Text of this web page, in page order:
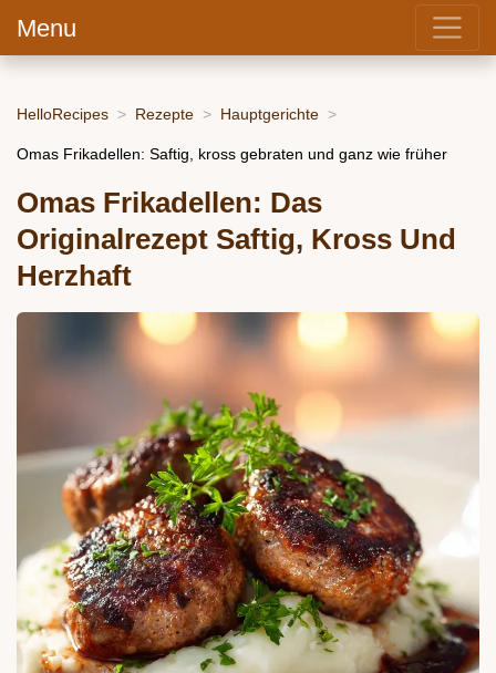
Menu
HelloRecipes Rezepte Hauptgerichte
Omas Frikadellen: Saftig, kross gebraten und ganz wie früher
Omas Frikadellen: Das
Originalrezept Saftig, Kross Und
Herzhaft